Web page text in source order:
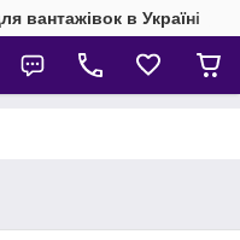
в Україні